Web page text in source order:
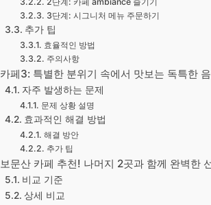
3단계: 시그니처 메뉴 주문하기
추가 팁
효율적인 방법
주의사항
카페3: 특별한 분위기 속에서 맛보는 독특한
자주 발생하는 문제
문제 상황 설명
효과적인 해결 방법
해결 방안
추가 팁
보문산 카페 추천! 나머지 2곳과 함께 완벽한
비교 기준
상세 비교